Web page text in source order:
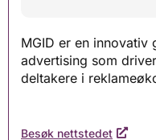
MGID er en innovativ
advertising som
deltakere i
Besøk nettstedet